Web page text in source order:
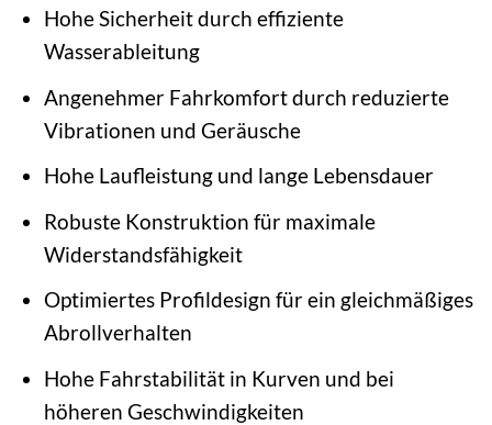
Hohe Sicherheit durch effiziente
Wasserableitung
Angenehmer Fahrkomfort durch reduzierte
Vibrationen und Geräusche
Hohe Laufleistung und lange Lebensdauer
Robuste Konstruktion für maximale
Widerstandsfähigkeit
Optimiertes Profildesign für ein gleichmäßiges
Abrollverhalten
Hohe Fahrstabilität in Kurven und bei
höheren Geschwindigkeiten